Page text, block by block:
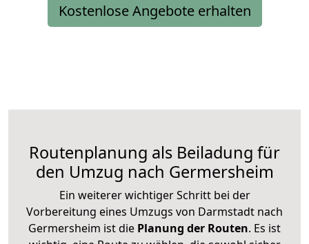
Kostenlose Angebote erhalten
Routenplanung als Beiladung für
den Umzug nach Germersheim
Ein weiterer wichtiger Schritt bei der
Vorbereitung eines Umzugs von Darmstadt nach
Germersheim ist die Planung der Routen. Es ist